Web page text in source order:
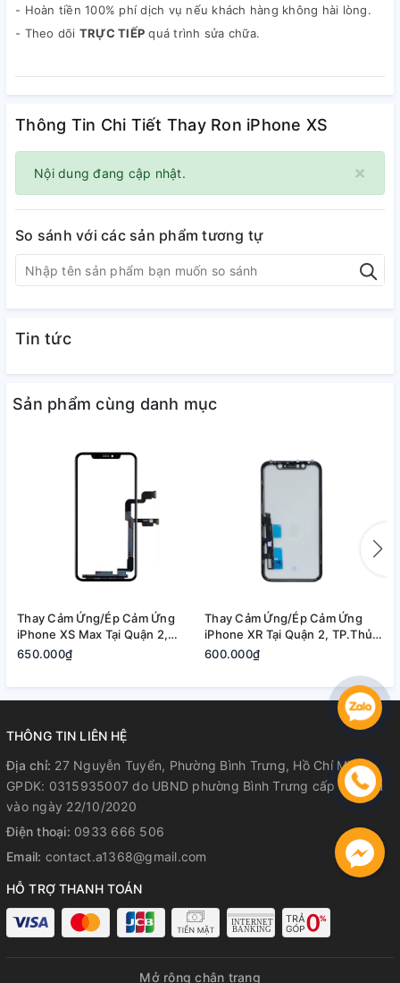
- Hoàn tiền 100% phí dịch vụ nếu khách hàng không hài lòng.
- Theo dõi TRỰC TIẾP quá trình sửa chữa.
Thông Tin Chi Tiết Thay Ron iPhone XS
×
Nội dung đang cập nhật.
So sánh với các sản phẩm tương tự
Tin tức
Sản phẩm cùng danh mục
Thay Cảm Ứng/Ép Cảm Ứng
iPhone XS Max Tại Quận 2,
TP.Thủ Đức
650.000₫
Thay Cảm Ứng/Ép Cảm Ứng
iPhone XR Tại Quận 2, TP.Thủ
Đức
600.000₫
THÔNG TIN LIÊN HỆ
Địa chỉ: 27 Nguyễn Tuyển, Phường Bình Trưng, Hồ Chí Minh
GPDK: 0315935007 do UBND phường Bình Trưng cấp lần đầu
vào ngày 22/10/2020
Điện thoại: 0933 666 506
Email: contact.a1368@gmail.com
HỖ TRỢ THANH TOÁN
Mở rộng chân trang